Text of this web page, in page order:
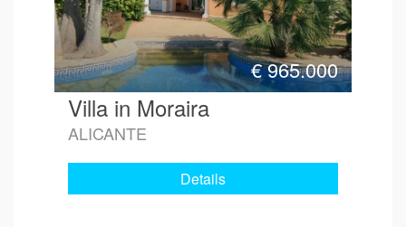
€965.000
Villa in Moraira
ALICANTE
Details